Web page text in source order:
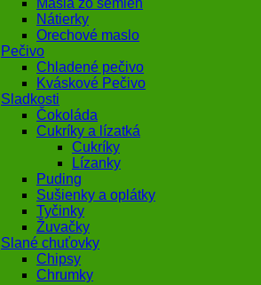
Maslá zo semien
Nátierky
Orechové maslo
Pečivo
Chladené pečivo
Kváskové Pečivo
Sladkosti
Čokoláda
Cukríky a lízatká
Cukríky
Lízanky
Puding
Sušienky a oplátky
Tyčinky
Žuvačky
Slané chuťovky
Chipsy
Chrumky